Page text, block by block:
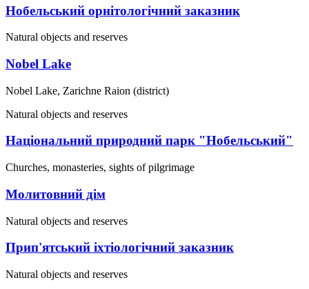
Нобельський орнітологічний заказник
Natural objects and reserves
Nobel Lake
Nobel Lake, Zarichne Raion (district)
Natural objects and reserves
Національний природний парк "Нобельський"
Churches, monasteries, sights of pilgrimage
Молитовний дім
Natural objects and reserves
Прип'ятський іхтіологічний заказник
Natural objects and reserves